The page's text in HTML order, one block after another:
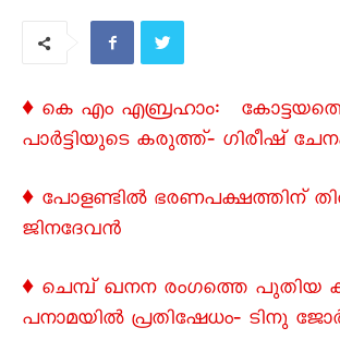
♦ കെ എം എബ്രഹാം:
പാർട്ടിയുടെ കരുത്ത്‐ ഗിരീഷ്
♦ പോളണ്ടിൽ ഭരണപക്ഷത്തിന്
ജിനദേവൻ
♦ ചെമ്പ് ഖനന രംഗത്തെ പുതിയ
പനാമയിൽ പ്രതിഷേധം‐ ടിനു